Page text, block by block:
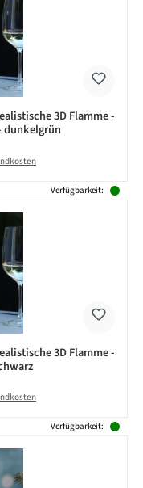
3D Flamme -
dunkelgrün
Verfügbarkeit:
3D Flamme -
Verfügbarkeit: